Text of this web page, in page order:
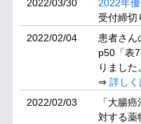
2022/03/30
2022年
受付締切
2022/02/04
患者さ
p50「表
りました
⇒ 詳し
2022/02/03
「大腸
対する薬